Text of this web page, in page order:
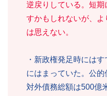
逆戻りしている。短
すかもしれないが、よ
は思えない。
・新政権発足時には
にはまっていた。公的
対外債務総額は500億